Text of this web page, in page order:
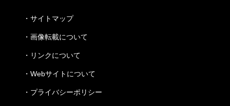
・ サイトマップ
・ 画像転載について
・ リンクについて
・ Webサイトについて
・ プライバシーポリシー